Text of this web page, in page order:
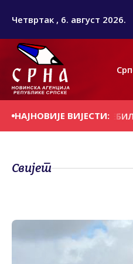
Четвртак , 6. август 2026.
НАЈНОВИЈЕ ВИЈЕСТИ:
ДАН У
Свијет